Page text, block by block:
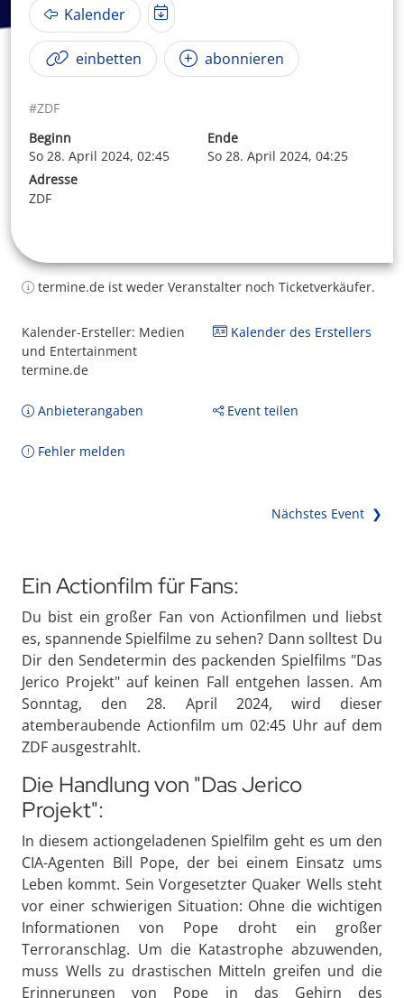
Kalender
einbetten abonnieren
#ZDF
Beginn
So 28. April 2024, 02:45
Ende
So 28. April 2024, 04:25
Adresse
ZDF
termine.de ist weder Veranstalter noch Ticketverkäufer.
Kalender-Ersteller: Medien
und Entertainment
termine.de
Kalender des Erstellers
Anbieterangaben Event teilen
Fehler melden
Nächstes Event ❯
Ein Actionfilm für Fans:
Du bist ein großer Fan von Actionfilmen und liebst
es, spannende Spielfilme zu sehen? Dann solltest Du
Dir den Sendetermin des packenden Spielfilms "Das
Jerico Projekt" auf keinen Fall entgehen lassen. Am
Sonntag, den 28. April 2024, wird dieser
atemberaubende Actionfilm um 02:45 Uhr auf dem
ZDF ausgestrahlt.
Die Handlung von "Das Jerico
Projekt":
In diesem actiongeladenen Spielfilm geht es um den
CIA-Agenten Bill Pope, der bei einem Einsatz ums
Leben kommt. Sein Vorgesetzter Quaker Wells steht
vor einer schwierigen Situation: Ohne die wichtigen
Informationen von Pope droht ein großer
Terroranschlag. Um die Katastrophe abzuwenden,
muss Wells zu drastischen Mitteln greifen und die
Erinnerungen von Pope in das Gehirn des